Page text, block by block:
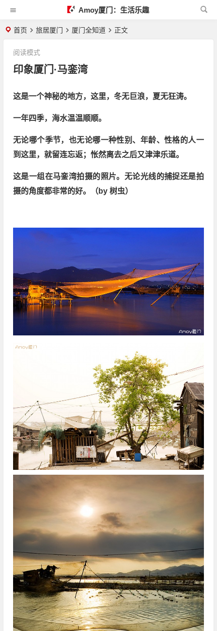
Amoy厦门：生活乐趣
首页 旅居厦门 厦门全知道 正文
印象厦门·马銮湾
阅读模式
这是一个神秘的地方，这里，冬无巨浪，夏无狂涛。
一年四季，海水温温顺顺。
无论哪个季节，也无论哪一种性别、年龄、性格的人一
到这里，就留连忘返；怅然离去之后又津津乐道。
这是一组在马銮湾拍摄的照片。无论光线的捕捉还是拍
摄的角度都非常的好。（by 树虫）